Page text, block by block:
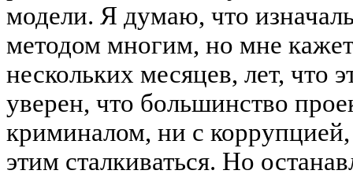
модели. Я думаю, что
методом многим, но мне
нескольких месяцев, лет, что
уверен, что большинство
криминалом, ни с коррупцией,
этим сталкиваться. Но